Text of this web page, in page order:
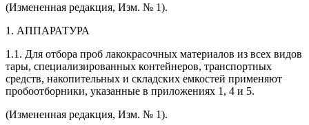
(Измененная редакция, Изм. № 1).
1. АППАРАТУРА
1.1. Для отбора проб лакокрасочных материалов из всех видов
тары, специализированных контейнеров, транспортных
средств, накопительных и складских емкостей применяют
пробоотборники, указанные в приложениях 1, 4 и 5.
(Измененная редакция, Изм. № 1).